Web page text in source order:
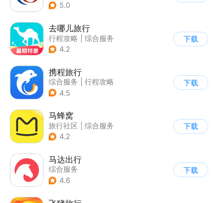
5.0
去哪儿旅行
行程攻略
综合服务
4.2
下载
携程旅行
综合服务
行程攻略
4.5
下载
马蜂窝
旅行社区
综合服务
4.2
下载
马达出行
综合服务
4.6
下载